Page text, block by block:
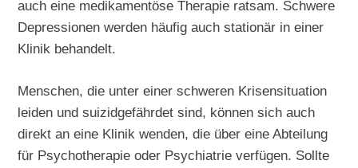
auch eine medikamentöse Therapie ratsam. Schwere
Depressionen werden häufig auch stationär in einer
Klinik behandelt.
Menschen, die unter einer schweren Krisensituation
leiden und suizidgefährdet sind, können sich auch
direkt an eine Klinik wenden, die über eine Abteilung
für Psychotherapie oder Psychiatrie verfügen. Sollte